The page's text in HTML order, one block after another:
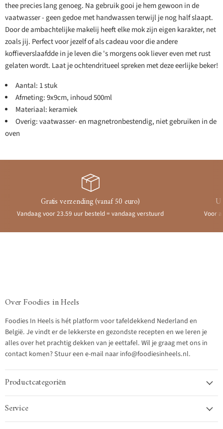
thee precies lang genoeg. Na gebruik gooi je hem gewoon in de
vaatwasser - geen gedoe met handwassen terwijl je nog half slaapt.
Door de ambachtelijke makelij heeft elke mok zijn eigen karakter, net
zoals jij. Perfect voor jezelf of als cadeau voor die andere
koffieverslaafdde in je leven die 's morgens ook liever even met rust
gelaten wordt. Laat je ochtendritueel spreken met deze eerlijke beker!
Aantal: 1 stuk
Afmeting: 9x9cm, inhoud 500ml
Materiaal: keramiek
Overig: vaatwasser- en magnetronbestendig, niet gebruiken in de
oven
Gratis verzending (vanaf 50 euro)
Vandaag voor 23.59 uur besteld = vandaag verstuurd Voor
Over Foodies in Heels
Foodies In Heels is hét platform voor tafeldekkend Nederland en
België. Je vindt er de lekkerste en gezondste recepten en we leren je
alles over het prachtig dekken van je eettafel. Wil je graag met ons in
contact komen? Stuur een e-mail naar info@foodiesinheels.nl.
Productcategoriën
Service